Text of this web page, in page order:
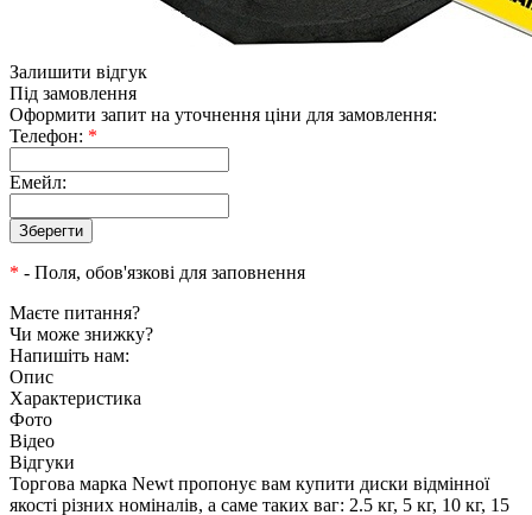
Залишити відгук
Під замовлення
Оформити запит на уточнення ціни для замовлення:
Телефон: *
Емейл:
* - Поля, обов'язкові для заповнення
Маєте питання?
Чи може знижку?
Напишіть нам:
Опис
Характеристика
Фото
Відео
Відгуки
Торгова марка Newt пропонує вам купити диски відмінної
якості різних номіналів, а саме таких ваг: 2.5 кг, 5 кг, 10 кг, 15